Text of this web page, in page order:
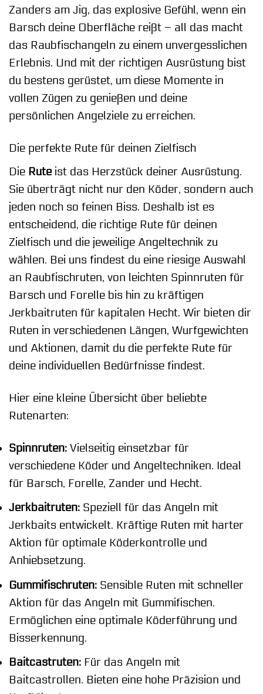
Zanders am Jig, das explosive Gefühl, wenn ein
Barsch deine Oberfläche reißt – all das macht
das Raubfischangeln zu einem unvergesslichen
Erlebnis. Und mit der richtigen Ausrüstung bist
du bestens gerüstet, um diese Momente in
vollen Zügen zu genießen und deine
persönlichen Angelziele zu erreichen.
Die perfekte Rute für deinen Zielfisch
Die Ruteist das Herzstück deiner Ausrüstung.
Sie überträgt nicht nur den Köder, sondern auch
jeden noch so feinen Biss. Deshalb ist es
entscheidend, die richtige Rute für deinen
Zielfisch und die jeweilige Angeltechnik zu
wählen. Bei uns findest du eine riesige Auswahl
an Raubfischruten, von leichten Spinnruten für
Barsch und Forelle bis hin zu kräftigen
Jerkbaitruten für kapitalen Hecht. Wir bieten dir
Ruten in verschiedenen Längen, Wurfgewichten
und Aktionen, damit du die perfekte Rute für
deine individuellen Bedürfnisse findest.
Hier eine kleine Übersicht über beliebte
Rutenarten:
Spinnruten: Vielseitig einsetzbar für
verschiedene Köder und Angeltechniken. Ideal
für Barsch, Forelle, Zander und Hecht.
Jerkbaitruten: Speziell für das Angeln mit
Jerkbaits entwickelt. Kräftige Ruten mit harter
Aktion für optimale Köderkontrolle und
Anhiebsetzung.
Gummifischruten: Sensible Ruten mit schneller
Aktion für das Angeln mit Gummifischen.
Ermöglichen eine optimale Köderführung und
Bisserkennung.
Baitcastruten: Für das Angeln mit
Baitcastrollen. Bieten eine hohe Präzision und